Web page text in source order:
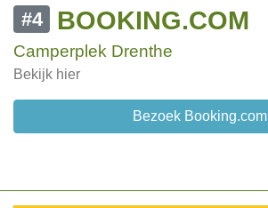
#4 BOOKING.COM
Camperplek Drenthe
Bekijk hier
Bezoek Booking.com